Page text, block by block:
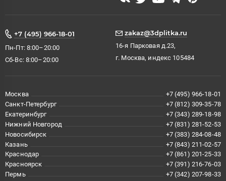
+7 (495) 966-18-01
Пн-Пт: 8:00–20:00
Сб-Вс: 8:00–20:00
zakaz@3dplitka.ru
16-я Парковая д.23,
г. Москва, индекс 105484
Москва
+7 (495) 966-18-01
Санкт-Петербург
+7 (812) 309-35-78
Екатеринбург
+7 (343) 289-18-98
Нижний Новгород
+7 (831) 281-52-53
Новосибирск
+7 (383) 284-08-48
Казань
+7 (843) 211-02-57
Краснодар
+7 (861) 201-25-33
Красноярск
+7 (391) 216-76-03
Пермь
+7 (342) 207-98-33